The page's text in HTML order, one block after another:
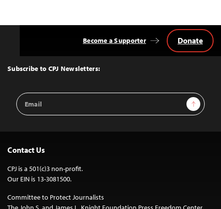
Top
Subscribe to CPJ Newsletters:
Email
Address
Sign Up
Become a Supporter Donate
Contact Us
CPJ is a 501(c)3 non-profit.
Our EIN is 13-3081500.
Committee to Protect Journalists